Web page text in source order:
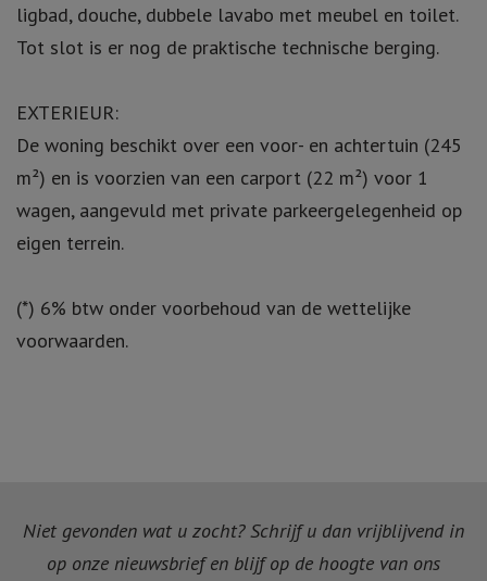
ligbad, douche, dubbele lavabo met meubel en toilet.
Tot slot is er nog de praktische technische berging.
EXTERIEUR:
De woning beschikt over een voor- en achtertuin (245
m²) en is voorzien van een carport (22 m²) voor 1
wagen, aangevuld met private parkeergelegenheid op
eigen terrein.
(*) 6% btw onder voorbehoud van de wettelijke
voorwaarden.
Niet gevonden wat u zocht? Schrijf u dan vrijblijvend in
op onze nieuwsbrief en blijf op de hoogte van ons